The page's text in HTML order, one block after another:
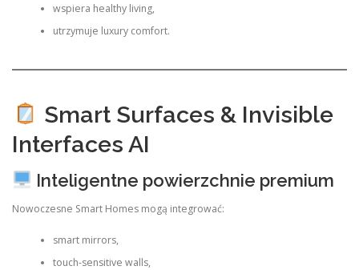
wspiera healthy living,
utrzymuje luxury comfort.
Smart Surfaces & Invisible
Interfaces AI
Inteligentne powierzchnie premium
Nowoczesne Smart Homes mogą integrować:
smart mirrors,
touch-sensitive walls,